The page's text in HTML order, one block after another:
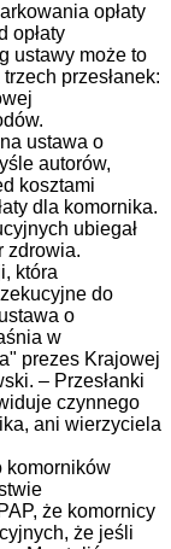
opłaty
opłaty
ustawy może to
przesłanek:
ustawa o
autorów,
kosztami
dla komornika.
ubiegał
zdrowia.
która
do
o
w
prezes Krajowej
– Przesłanki
czynnego
ani wierzyciela
komorników
że komornicy
że jeśli